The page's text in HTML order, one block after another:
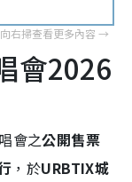
會2026
會之公開售票
，於URBTIX城